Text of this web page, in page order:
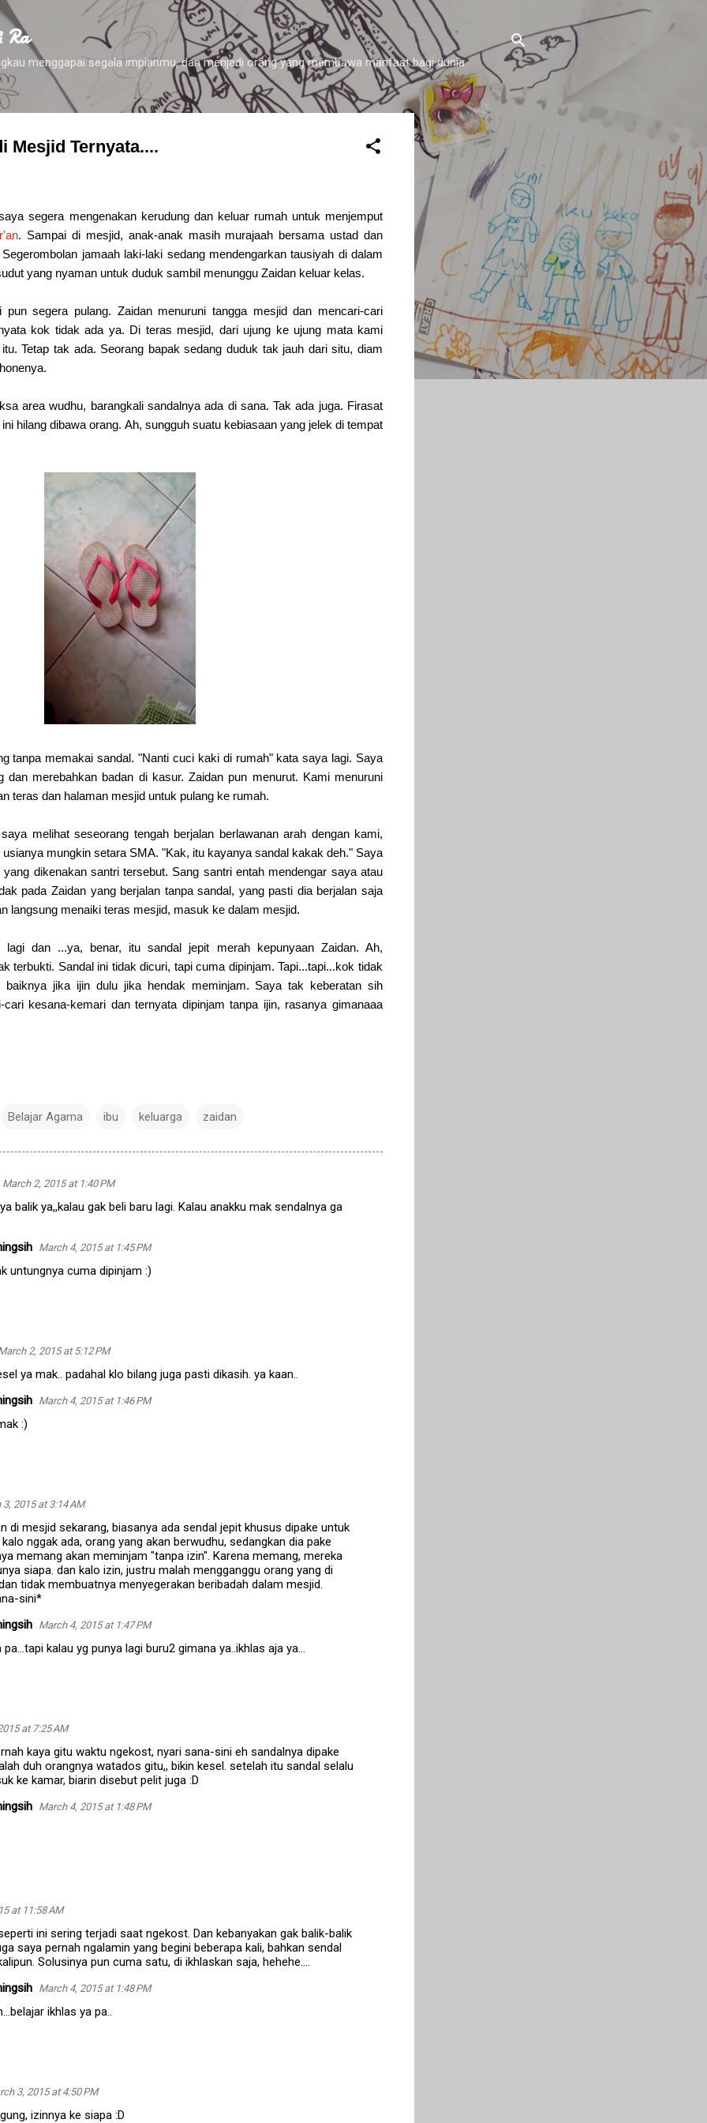
Skip to main content
Ra
menggapai segala impianmu, dan menjadi orang yang membawa manfaat bagi dunia
Mesjid Ternyata....
segera mengenakan kerudung dan keluar rumah untuk menjemput
. Sampai di mesjid, anak-anak masih murajaah bersama ustad dan
jamaah laki-laki sedang mendengarkan tausiyah di dalam
yang nyaman untuk duduk sambil menunggu Zaidan keluar kelas.
pun segera pulang. Zaidan menuruni tangga mesjid dan mencari-cari
kok tidak ada ya. Di teras mesjid, dari ujung ke ujung mata kami
Tetap tak ada. Seorang bapak sedang duduk tak jauh dari situ, diam
area wudhu, barangkali sandalnya ada di sana. Tak ada juga. Firasat
hilang dibawa orang. Ah, sungguh suatu kebiasaan yang jelek di tempat
tanpa memakai sandal. "Nanti cuci kaki di rumah" kata saya lagi. Saya
dan merebahkan badan di kasur. Zaidan pun menurut. Kami menuruni
teras dan halaman mesjid untuk pulang ke rumah.
melihat seseorang tengah berjalan berlawanan arah dengan kami,
mungkin setara SMA. "Kak, itu kayanya sandal kakak deh." Saya
dikenakan santri tersebut. Sang santri entah mendengar saya atau
pada Zaidan yang berjalan tanpa sandal, yang pasti dia berjalan saja
langsung menaiki teras mesjid, masuk ke dalam mesjid.
lagi dan ...ya, benar, itu sandal jepit merah kepunyaan Zaidan. Ah,
terbukti. Sandal ini tidak dicuri, tapi cuma dipinjam. Tapi...tapi...kok tidak
baiknya jika ijin dulu jika hendak meminjam. Saya tak keberatan sih
kesana-kemari dan ternyata dipinjam tanpa ijin, rasanya gimanaaa
Belajar Agama ibu keluarga zaidan
March 2, 2015 at 1:40 PM
balik ya,,kalau gak beli baru lagi. Kalau anakku mak sendalnya ga
March 4, 2015 at 1:45 PM
untungnya cuma dipinjam :)
2, 2015 at 5:12 PM
ya mak.. padahal klo bilang juga pasti dikasih. ya kaan..
March 4, 2015 at 1:46 PM
:)
3, 2015 at 3:14 AM
di mesjid sekarang, biasanya ada sendal jepit khusus dipake untuk
nggak ada, orang yang akan berwudhu, sedangkan dia pake
memang akan meminjam "tanpa izin". Karena memang, mereka
siapa. dan kalo izin, justru malah mengganggu orang yang di
tidak membuatnya menyegerakan beribadah dalam mesjid.
sini*
March 4, 2015 at 1:47 PM
kalau yg punya lagi buru2 gimana ya..ikhlas aja ya...
at 7:25 AM
kaya gitu waktu ngekost, nyari sana-sini eh sandalnya dipake
duh orangnya watados gitu,, bikin kesel. setelah itu sandal selalu
ke kamar, biarin disebut pelit juga :D
March 4, 2015 at 1:48 PM
at 11:58 AM
ini sering terjadi saat ngekost. Dan kebanyakan gak balik-balik
saya pernah ngalamin yang begini beberapa kali, bahkan sendal
Solusinya pun cuma satu, di ikhlaskan saja, hehehe....
March 4, 2015 at 1:48 PM
ikhlas ya pa..
3, 2015 at 4:50 PM
izinnya ke siapa :D